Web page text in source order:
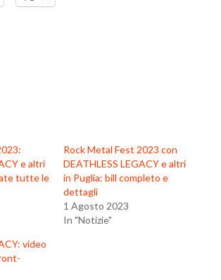
e altri
tutte le
Rock Metal Fest 2023 con
DEATHLESS LEGACY e altri
in Puglia: bill completo e
dettagli
1 Agosto 2023
In "Notizie"
video